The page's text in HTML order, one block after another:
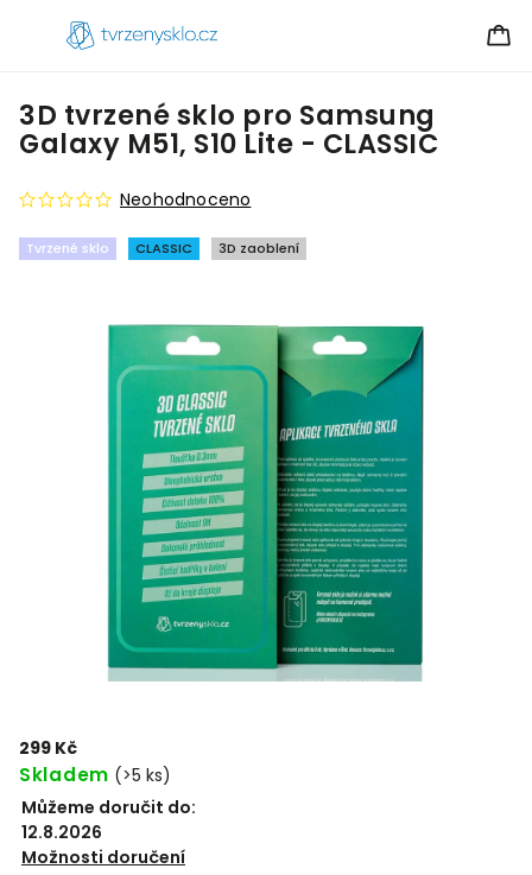
3D tvrzené sklo pro Samsung
Galaxy M51, S10 Lite - CLASSIC
Tvrzené sklo CLASSIC 3D zaoblení
Neohodnoceno
299 Kč
Skladem (>5 ks)
Můžeme doručit do:
12.8.2026
Možnosti doručení